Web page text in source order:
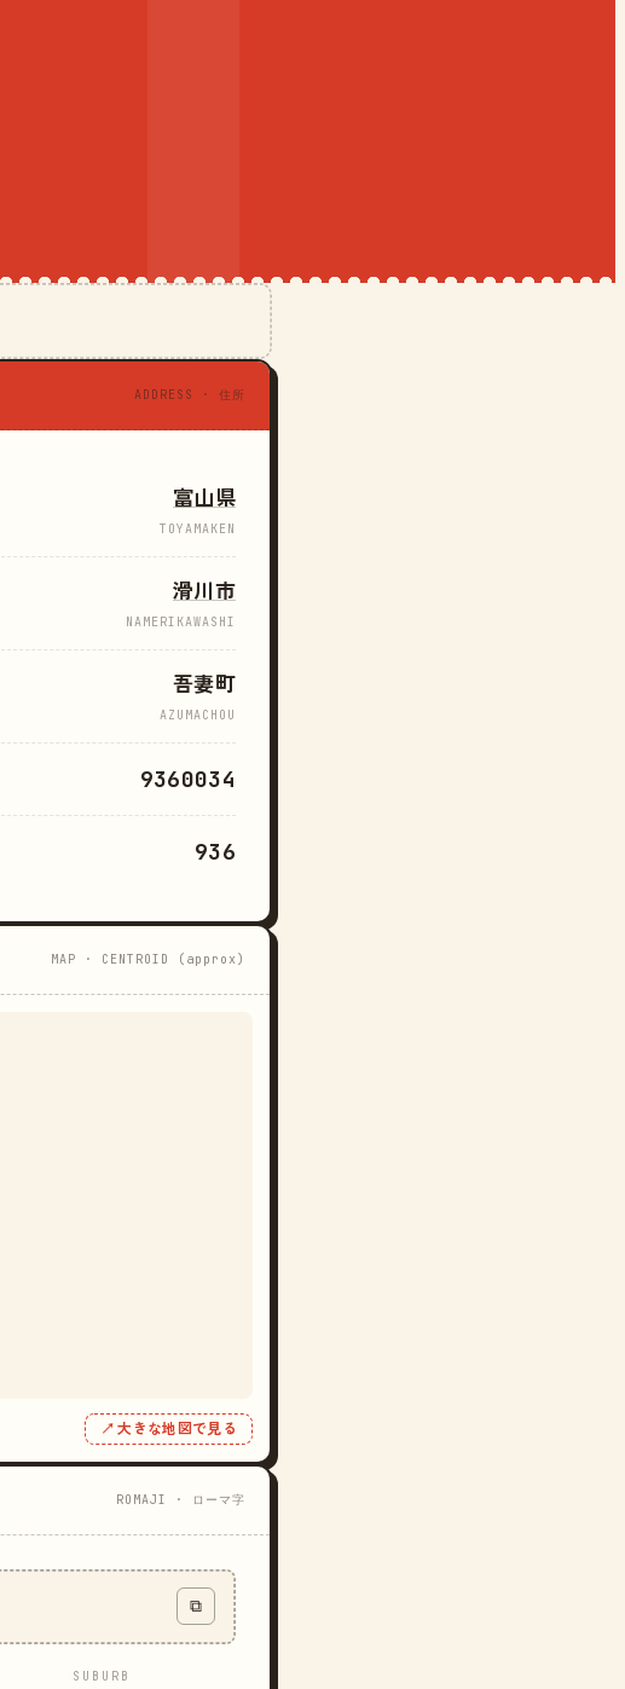
ADDRESS · 住所
富山県
TOYAMAKEN
滑川市
NAMERIKAWASHI
吾妻町
AZUMACHOU
9360034
936
MAP · CENTROID (approx)
↗ 大きな地図で見る
ROMAJI · ローマ字
⧉
SUBURB